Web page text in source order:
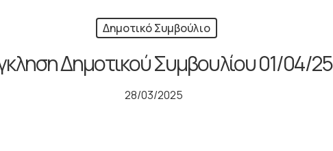
Δημοτικό Συμβούλιο
Δημοτικού Συμβουλίου 01/04/25
28/03/2025